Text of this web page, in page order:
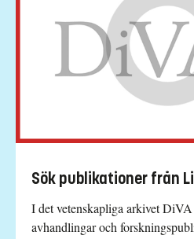
Sök publikationer från
I det vetenskapliga arkivet
avhandlingar och